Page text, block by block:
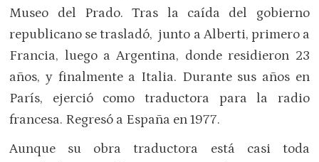
Museo del Prado. Tras la caída del gobierno
republicano se trasladó, junto a Alberti, primero a
Francia, luego a Argentina, donde residieron 23
años, y finalmente a Italia. Durante sus años en
París, ejerció como traductora para la radio
francesa. Regresó a España en 1977.
Aunque su obra traductora está casi toda